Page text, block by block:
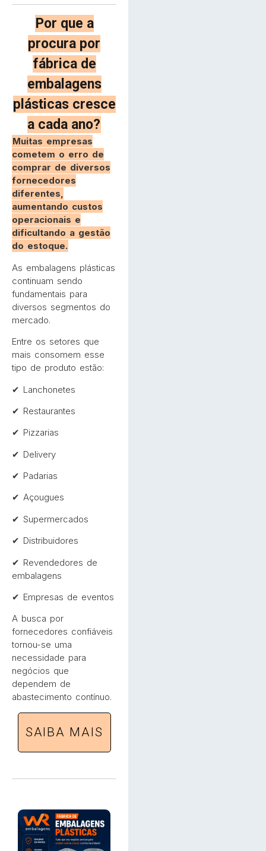
Por que a
procura por
fábrica de
embalagens
plásticas cresce
a cada ano?
Muitas empresas
cometem o erro de
comprar de diversos
fornecedores
diferentes,
aumentando custos
operacionais e
dificultando a gestão
do estoque.
As embalagens plásticas
continuam sendo
fundamentais para
diversos segmentos do
mercado.
Entre os setores que
mais consomem esse
tipo de produto estão:
✔ Lanchonetes
✔ Restaurantes
✔ Pizzarias
✔ Delivery
✔ Padarias
✔ Açougues
✔ Supermercados
✔ Distribuidores
✔ Revendedores de
embalagens
✔ Empresas de eventos
A busca por
fornecedores confiáveis
tornou-se uma
necessidade para
negócios que
dependem de
abastecimento contínuo.
SAIBA MAIS